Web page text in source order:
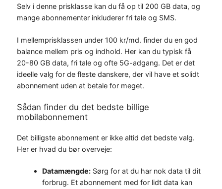
Selv i denne prisklasse kan du få op til 200 GB data, og
mange abonnementer inkluderer fri tale og SMS.
I mellemprisklassen under 100 kr/md. finder du en god
balance mellem pris og indhold. Her kan du typisk få
20-80 GB data, fri tale og ofte 5G-adgang. Det er det
ideelle valg for de fleste danskere, der vil have et solidt
abonnement uden at betale for meget.
Sådan finder du det bedste billige
mobilabonnement
Det billigste abonnement er ikke altid det bedste valg.
Her er hvad du bør overveje:
Datamængde: Sørg for at du har nok data til dit
forbrug. Et abonnement med for lidt data kan